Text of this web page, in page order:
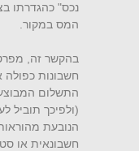
נכס" כהגדרתו
המס במקור.
בהקשר זה,
חשבונות
התשלום
(ולפיכך תוביל
הנובעת
חשבונאית או